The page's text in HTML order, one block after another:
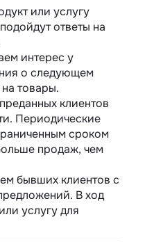
или услугу
ответы на
интерес у
о следующем
товары.
клиентов
Периодические
сроком
продаж, чем
бывших клиентов с
В ход
услугу для